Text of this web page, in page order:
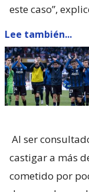
este caso”,
Lee también...
Al ser
castigar a más
cometido por